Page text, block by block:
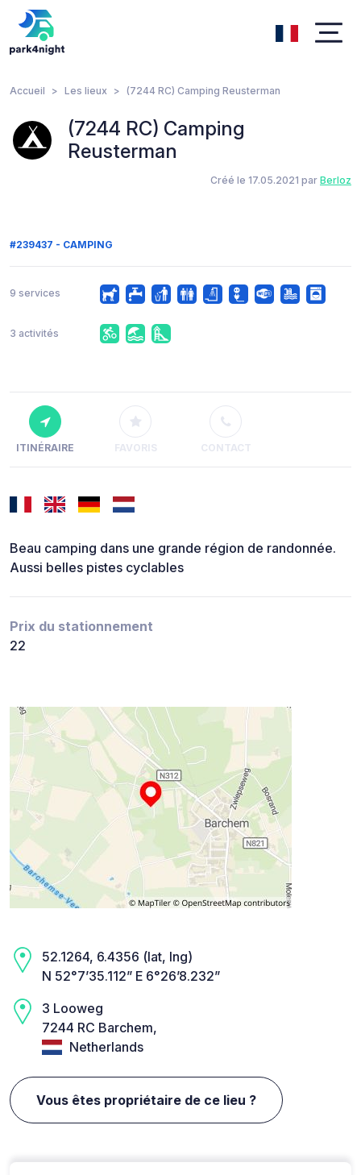
Accueil Les lieux (7244 RC) Camping Reusterman
(7244 RC) Camping
Reusterman
Créé le 17.05.2021 par Berloz
#239437 - CAMPING
9 services
3 activités
ITINÉRAIRE FAVORIS CONTACT
Beau camping dans une grande région de randonnée.
Aussi belles pistes cyclables
Prix du stationnement
22
52.1264, 6.4356 (lat, lng)
N 52°7’35.112” E 6°26’8.232”
3 Looweg
7244 RC Barchem,
Netherlands
Vous êtes propriétaire de ce lieu ?